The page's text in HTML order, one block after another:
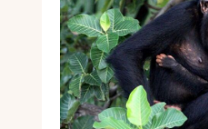
Блог
Контакти